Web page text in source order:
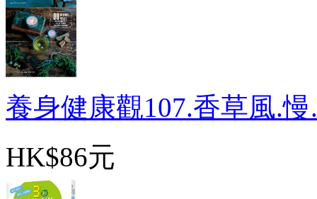
養身健康觀107.香草風.慢
HK$86元